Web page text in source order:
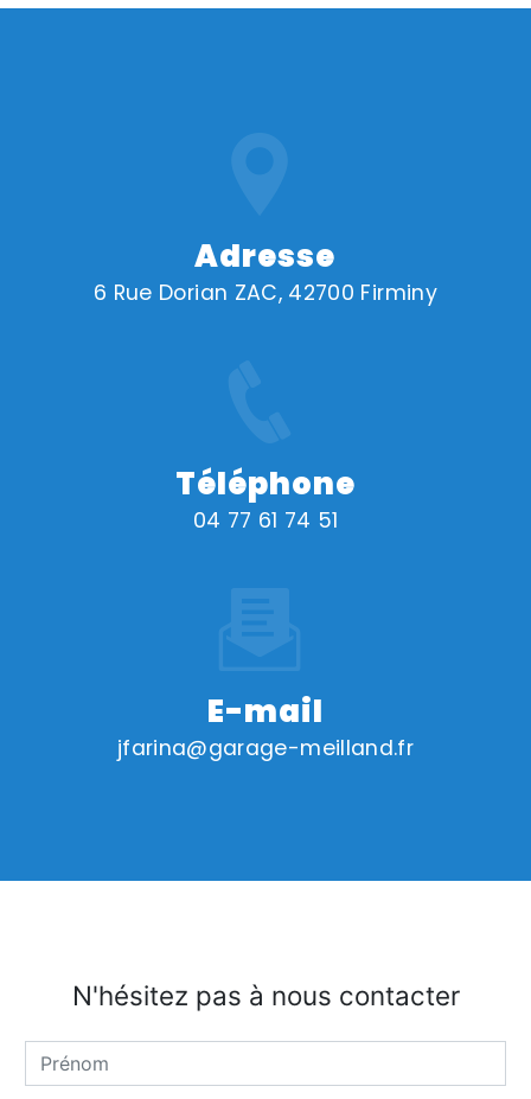
Adresse
6 Rue Dorian ZAC, 42700 Firminy
Téléphone
04 77 61 74 51
E-mail
jfarina@garage-meilland.fr
N'hésitez pas à nous contacter